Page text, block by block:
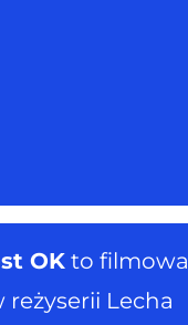
OKto filmowa
Lecha